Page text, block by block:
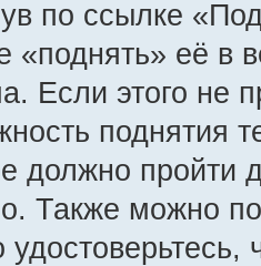
по ссылке
«поднять» её в
Если этого не
поднятия
должно пройти
Также можно